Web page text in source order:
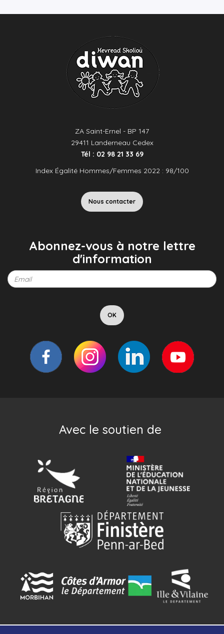
ZA Saint-Ernel - BP 147
29411 Landerneau Cedex
Tél : 02 98 21 33 69
Index Égalité Hommes/Femmes 2022 : 98/100
Nous contacter
Abonnez-vous à notre lettre
d'information
Avec le soutien de